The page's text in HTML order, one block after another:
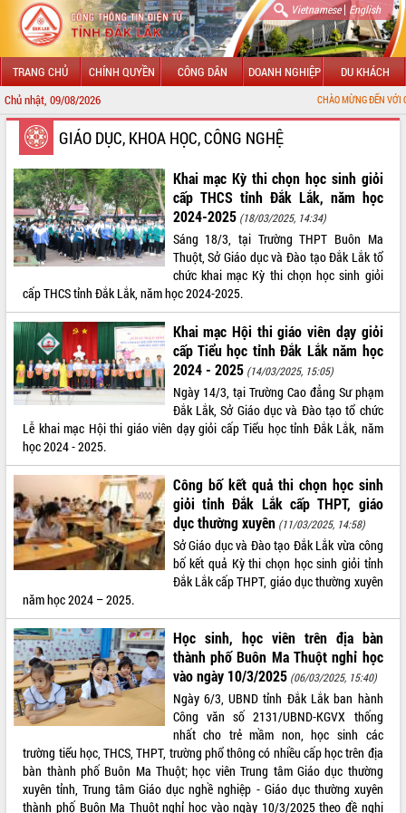
Vietnamese| English
TRANG CHỦ CHÍNH QUYỀN CÔNG DÂN DOANH NGHIỆP DU KHÁCH
Chủ nhật, 09/08/2026 CHÀO MỪNG ĐẾN VỚI CỔNG THÔNG
GIỚI THIỆU
LÃNH ĐẠO UBND TỈNH
TIN TỨC SỰ KIỆN
SỞ, BAN, NGÀNH
THÔNG TIN CHỈ ĐẠO ĐIỀU HÀNH
HỆ THỐNG VĂN BẢN
VĂN BẢN HĐND TỈNH
ĐIỂM TIN VĂN BẢN
QUY HOẠCH - KẾ HOẠCH
GIÁO DỤC, KHOA HỌC, CÔNG NGHỆ
Khai mạc Kỳ thi chọn học sinh giỏi
cấp THCS tỉnh Đắk Lắk, năm học
2024-2025 (18/03/2025, 14:34)
Sáng 18/3, tại Trường THPT Buôn Ma
Thuột, Sở Giáo dục và Đào tạo Đắk Lắk tổ
chức khai mạc Kỳ thi chọn học sinh giỏi
cấp THCS tỉnh Đắk Lắk, năm học 2024-2025.
Khai mạc Hội thi giáo viên dạy giỏi
cấp Tiểu học tỉnh Đắk Lắk năm học
2024 - 2025 (14/03/2025, 15:05)
Ngày 14/3, tại Trường Cao đẳng Sư phạm
Đắk Lắk, Sở Giáo dục và Đào tạo tổ chức
Lễ khai mạc Hội thi giáo viên dạy giỏi cấp Tiểu học tỉnh Đắk Lắk, năm
học 2024 - 2025.
Công bố kết quả thi chọn học sinh
giỏi tỉnh Đắk Lắk cấp THPT, giáo
dục thường xuyên (11/03/2025, 14:58)
Sở Giáo dục và Đào tạo Đắk Lắk vừa công
bố kết quả Kỳ thi chọn học sinh giỏi tỉnh
Đắk Lắk cấp THPT, giáo dục thường xuyên
năm học 2024 – 2025.
Học sinh, học viên trên địa bàn
thành phố Buôn Ma Thuột nghỉ học
vào ngày 10/3/2025 (06/03/2025, 15:40)
Ngày 6/3, UBND tỉnh Đắk Lắk ban hành
Công văn số 2131/UBND-KGVX thống
nhất cho trẻ mầm non, học sinh các
trường tiểu học, THCS, THPT, trường phổ thông có nhiều cấp học trên địa
bàn thành phố Buôn Ma Thuột; học viên Trung tâm Giáo dục thường
xuyên tỉnh, Trung tâm Giáo dục nghề nghiệp - Giáo dục thường xuyên
thành phố Buôn Ma Thuột nghỉ học vào ngày 10/3/2025 theo đề nghị